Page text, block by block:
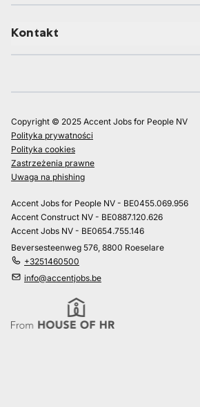
Kontakt
Copyright © 2025 Accent Jobs for People NV
Polityka prywatności
Polityka cookies
Zastrzeżenia prawne
Uwaga na phishing
Accent Jobs for People NV - BE0455.069.956
Accent Construct NV - BE0887.120.626
Accent Jobs NV - BE0654.755.146
Beversesteenweg 576, 8800 Roeselare
+3251460500
info@accentjobs.be